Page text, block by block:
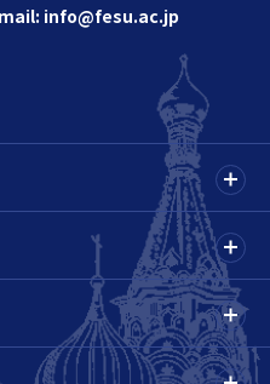
info@fesu.ac.jp